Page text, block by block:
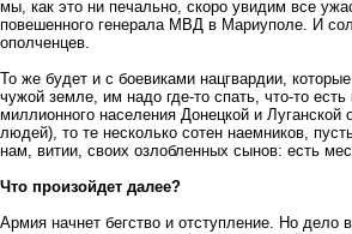
мы, как это ни печально, скоро увидим все
повешенного генерала МВД в Мариуполе. И
ополченцев.
То же будет и с боевиками нацгвардии,
чужой земле, им надо где-то спать, что-то
миллионного населения Донецкой и Луганской
людей), то те несколько сотен наемников,
нам, витии, своих озлобленных сынов: есть
Что произойдет далее?
Армия начнет бегство и отступление. Но